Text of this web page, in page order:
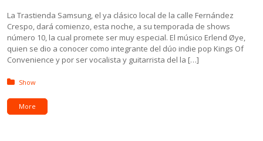
La Trastienda Samsung, el ya clásico local de la calle Fernández
Crespo, dará comienzo, esta noche, a su temporada de shows
número 10, la cual promete ser muy especial. El músico Erlend Øye,
quien se dio a conocer como integrante del dúo indie pop Kings Of
Convenience y por ser vocalista y guitarrista del la […]
Posted in:
Show
More